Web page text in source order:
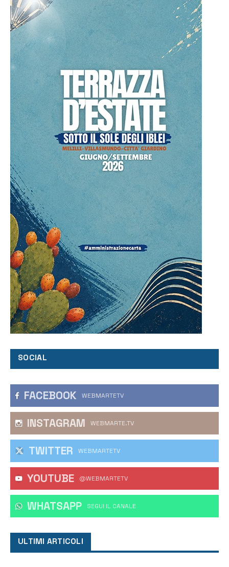
SOCIAL
FACEBOOK WEBMARTETV
INSTAGRAM WEBMARTE.TV
TWITTER WEBMARTETV
YOUTUBE @WEBMARTETV
WHATSAPP ‎SEGUI IL CANALE
ULTIMI ARTICOLI